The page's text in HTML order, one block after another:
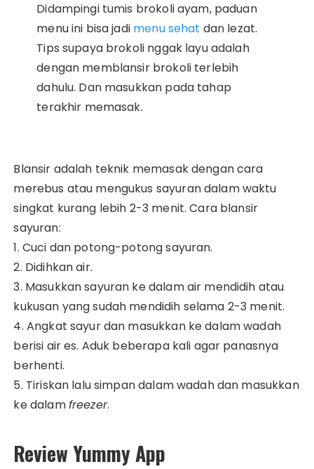
Didampingi tumis brokoli ayam, paduan
menu ini bisa jadi menu sehat dan lezat.
Tips supaya brokoli nggak layu adalah
dengan memblansir brokoli terlebih
dahulu. Dan masukkan pada tahap
terakhir memasak.
Blansir adalah teknik memasak dengan cara
merebus atau mengukus sayuran dalam waktu
singkat kurang lebih 2-3 menit. Cara blansir
sayuran:
1. Cuci dan potong-potong sayuran.
2. Didihkan air.
3. Masukkan sayuran ke dalam air mendidih atau
kukusan yang sudah mendidih selama 2-3 menit.
4. Angkat sayur dan masukkan ke dalam wadah
berisi air es. Aduk beberapa kali agar panasnya
berhenti.
5. Tiriskan lalu simpan dalam wadah dan masukkan
ke dalamfreezer.
Review Yummy App